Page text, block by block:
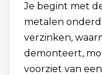
Je begint met
metalen
verzinken,
demonteert,
voorziet van